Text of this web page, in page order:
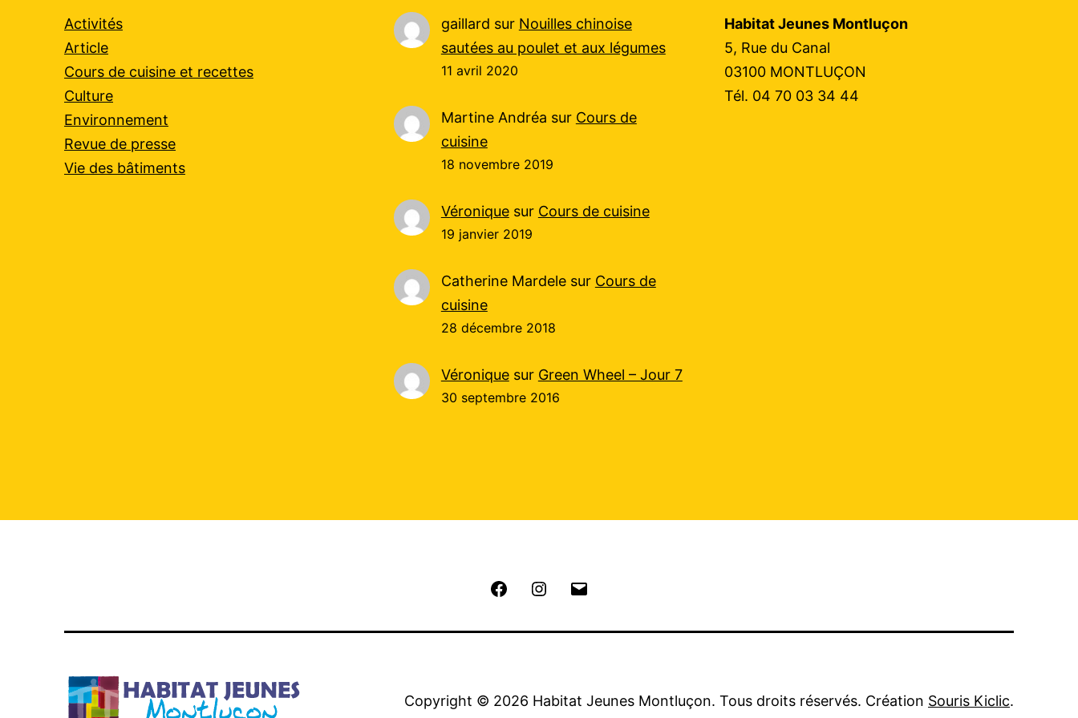
Activités
Article
Cours de cuisine et recettes
Culture
Environnement
Revue de presse
Vie des bâtiments
gaillard sur Nouilles chinoise
sautées au poulet et aux légumes
11 avril 2020
Martine Andréa sur Cours de
cuisine
18 novembre 2019
Véroniquesur Cours de cuisine
19 janvier 2019
Catherine Mardelesur Cours de
cuisine
28 décembre 2018
Véroniquesur Green Wheel – Jour 7
30 septembre 2016
Habitat Jeunes Montluçon
5, Rue du Canal
03100 MONTLUÇON
Tél. 04 70 03 34 44
FacebookInstagram
Copyright © 2026 Habitat Jeunes Montluçon. Tous droits réservés. Création Souris Kiclic.